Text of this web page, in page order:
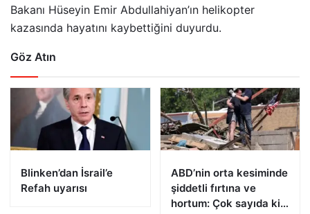
Bakanı Hüseyin Emir Abdullahiyan’ın helikopter
kazasında hayatını kaybettiğini duyurdu.
Göz Atın
Blinken’dan İsrail’e
Refah uyarısı
ABD’nin orta kesiminde
şiddetli fırtına ve
hortum: Çok sayıda kişi